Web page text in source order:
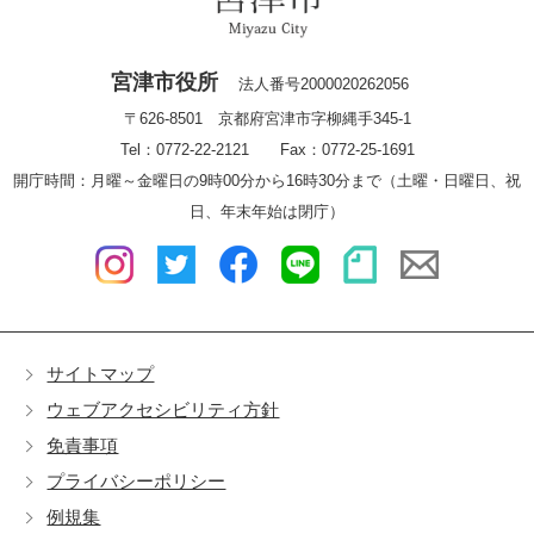
サイトマップ
ウェブアクセシビリティ方針
免責事項
プライバシーポリシー
例規集
宮津市役所
法人番号2000020262056
〒626-8501 京都府宮津市字柳縄手345-1
Tel：0772-22-2121 Fax：0772-25-1691
開庁時間：月曜～金曜日の9時00分から16時30分まで（土曜・日曜日、祝
日、年末年始は閉庁）